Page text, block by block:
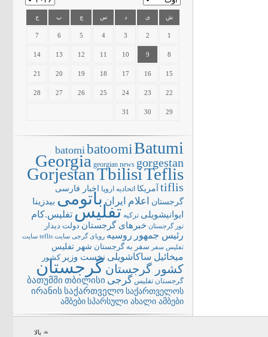
ش ی د س چ پ ج
1
2
3
4
5
6
7
8
9
10
11
12
13
14
15
16
17
18
19
20
21
22
23
24
25
26
27
28
29
30
31
batomibatoomiBatumi
Georgia georgian news gorgestan
GorjestanTbilisiTeflis
tiflis آمریکا اتحادیه اروپا
اخبار فارسی
گرجستان
اعلام ایران باتومی بیدزینا
ایوانیشویلی ترکیه تفلیستفلیس.کام
تور گرجستان خبرهای گرجستان دولت دیدار
رئیس جمهور روسیه رویای گرجی سایت teflis
سایت
تفلیس سفر سفر به گرجستان شهر تفلیس
میخائیل ساکاشویلی نخست وزیر کشور
کشور گرجستانگرجستان
گرجستان تفلیس گرجی ბათუმში თბილისი
ირანის საქართველო საქართველოს
ამბები სპარსული ახალი ამბები
بالا